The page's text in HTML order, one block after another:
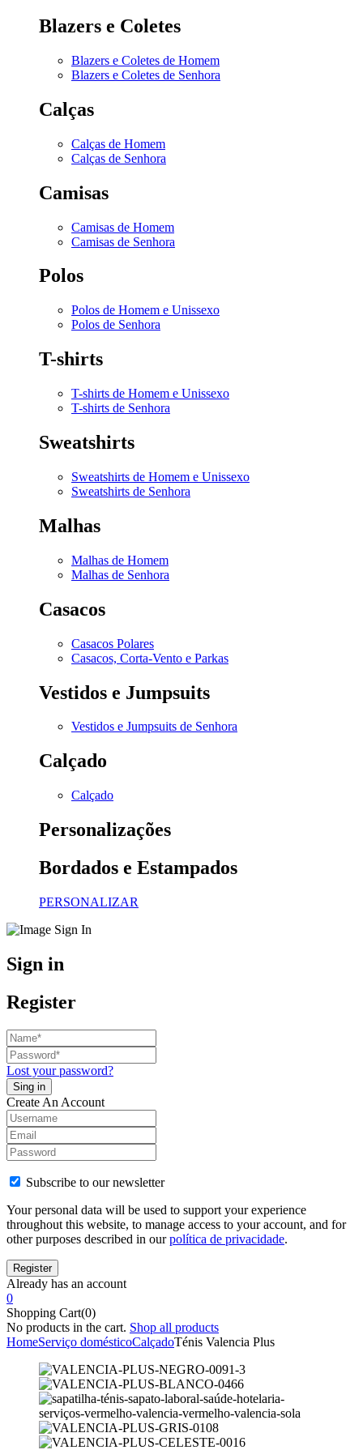
Blazers e Coletes
Blazers e Coletes de Homem
Blazers e Coletes de Senhora
Calças
Calças de Homem
Calças de Senhora
Camisas
Camisas de Homem
Camisas de Senhora
Polos
Polos de Homem e Unissexo
Polos de Senhora
T-shirts
T-shirts de Homem e Unissexo
T-shirts de Senhora
Sweatshirts
Sweatshirts de Homem e Unissexo
Sweatshirts de Senhora
Malhas
Malhas de Homem
Malhas de Senhora
Casacos
Casacos Polares
Casacos, Corta-Vento e Parkas
Vestidos e Jumpsuits
Vestidos e Jumpsuits de Senhora
Calçado
Calçado
Personalizações
Bordados e Estampados
PERSONALIZAR
Sign in
Register
Lost your password?
Create An Account
Subscribe to our newsletter
Your personal data will be used to support your experience
throughout this website, to manage access to your account, and for
other purposes described in ourpolítica de privacidade.
Already has an account
0
Shopping Cart(0)
No products in the cart. Shop all products
HomeServiço domésticoCalçadoTénis Valencia Plus